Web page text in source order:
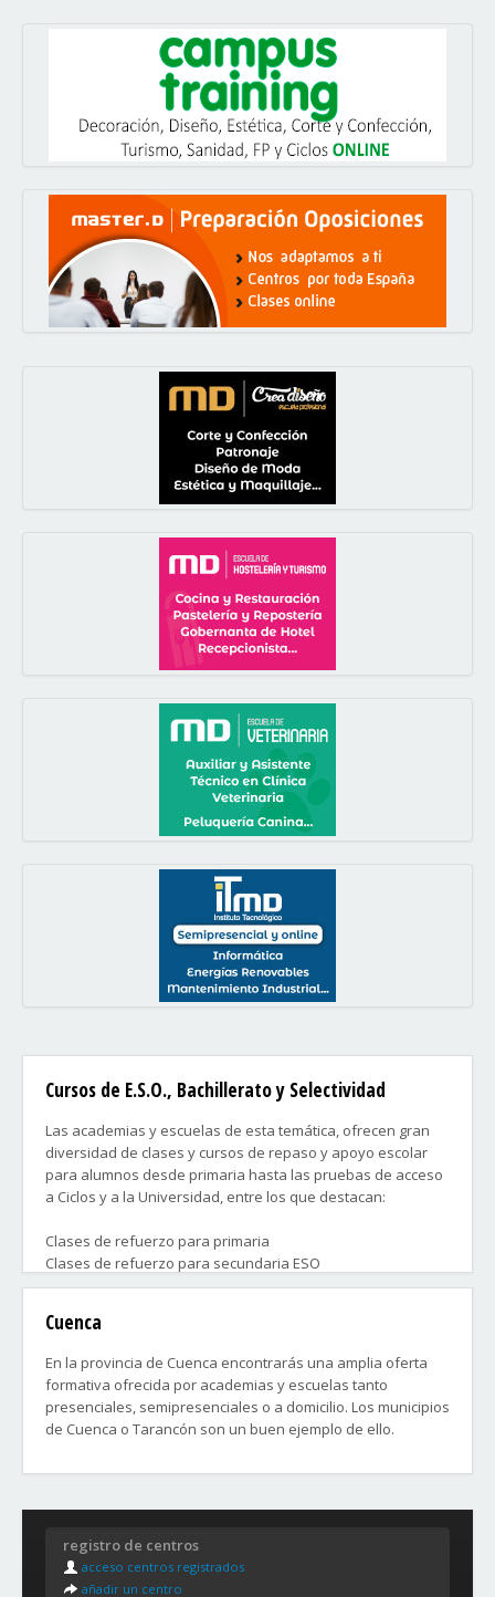
Cursos de E.S.O., Bachillerato y Selectividad
Las academias y escuelas de esta temática, ofrecen gran
diversidad de clases y cursos de repaso y apoyo escolar
para alumnos desde primaria hasta las pruebas de acceso
a Ciclos y a la Universidad, entre los que destacan:
Clases de refuerzo para primaria
Clases de refuerzo para secundaria ESO
Clases de refuerzo para bachillerato
Preparación de acceso a Ciclos Formativos de Grado Medio
Preparación de acceso a la Universidad para mayores de 25
y 45 años
Preparación de examen libre de Graduado en ESO para
mayores de 18 años
en breve podrás comenzar tus clases.
Cuenca
En la provincia de Cuenca encontrarás una amplia oferta
formativa ofrecida por academias y escuelas tanto
presenciales, semipresenciales o a domicilio. Los municipios
de Cuenca o Tarancón son un buen ejemplo de ello.
registro de centros
acceso centros registrados
añadir un centro